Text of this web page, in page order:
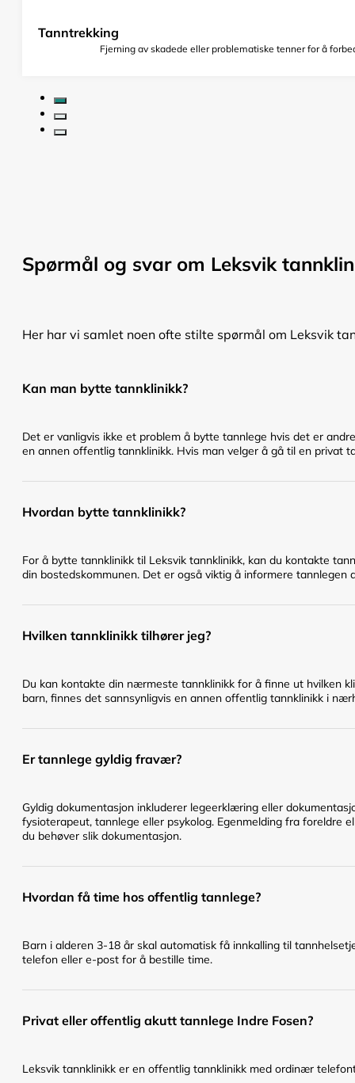
Tanntrekking
Fjerning av skadede eller problematiske tenner for å
Spørmål og svar om Leksvik
Her har vi samlet noen ofte stilte spørmål om Leksvik
Kan man bytte tannklinikk?
Det er vanligvis ikke et problem å bytte tannlege hvis det er
en annen offentlig tannklinikk. Hvis man velger å gå til en privat
Hvordan bytte tannklinikk?
For å bytte tannklinikk til Leksvik tannklinikk, kan du kontakte
din bostedskommunen. Det er også viktig å informere
Hvilken tannklinikk tilhører jeg?
Du kan kontakte din nærmeste tannklinikk for å finne ut hvilken
barn, finnes det sannsynligvis en annen offentlig tannklinikk i
Er tannlege gyldig fravær?
Gyldig dokumentasjon inkluderer legeerklæring eller
fysioterapeut, tannlege eller psykolog. Egenmelding fra foreldre
du behøver slik dokumentasjon.
Hvordan få time hos offentlig tannlege?
Barn i alderen 3-18 år skal automatisk få innkalling til
telefon eller e-post for å bestille time.
Privat eller offentlig akutt tannlege Indre Fosen?
Leksvik tannklinikk er en offentlig tannklinikk med ordinær